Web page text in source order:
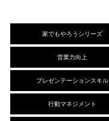
家でもやろうシリーズ
営業力向上
プレゼンテーションスキル
行動マネジメント